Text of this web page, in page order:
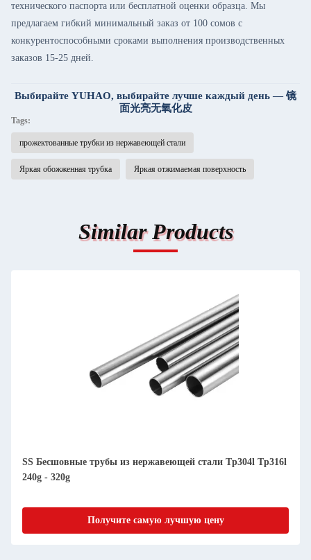
технического паспорта или бесплатной оценки образца. Мы
предлагаем гибкий минимальный заказ от 100 сомов с
конкурентоспособными сроками выполнения производственных
заказов 15-25 дней.
Выбирайте YUHAO, выбирайте лучше каждый день — 镜
面光亮无氧化皮
Tags:
прожектованные трубки из нержавеющей стали
Яркая обожженная трубка Яркая отжимаемая поверхность
Similar Products
SS Бесшовные трубы из нержавеющей стали Tp304l Tp316l
240g - 320g
Получите самую лучшую цену